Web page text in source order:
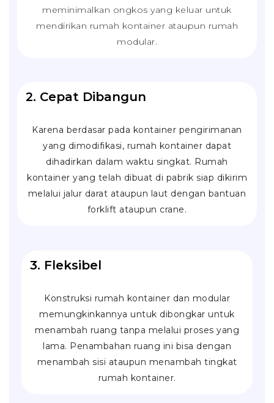
meminimalkan ongkos yang keluar untuk
mendirikan rumah kontainer ataupun rumah
modular.
2. Cepat Dibangun
Karena berdasar pada kontainer pengirimanan
yang dimodifikasi, rumah kontainer dapat
dihadirkan dalam waktu singkat. Rumah
kontainer yang telah dibuat di pabrik siap dikirim
melalui jalur darat ataupun laut dengan bantuan
forklift ataupun crane.
3. Fleksibel
Konstruksi rumah kontainer dan modular
memungkinkannya untuk dibongkar untuk
menambah ruang tanpa melalui proses yang
lama. Penambahan ruang ini bisa dengan
menambah sisi ataupun menambah tingkat
rumah kontainer.